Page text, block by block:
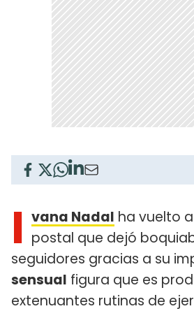
I vana Nadal ha vuelto
postal que dejó
seguidores gracias a su
sensual figura que es
extenuantes rutinas de